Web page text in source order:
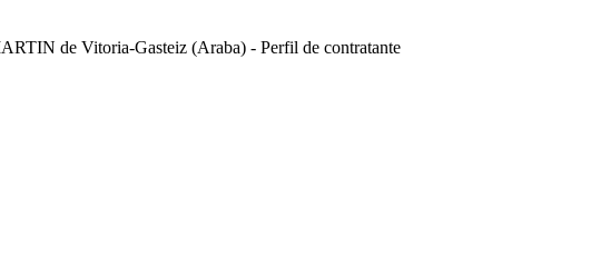
de Vitoria-Gasteiz (Araba) - Perfil de contratante